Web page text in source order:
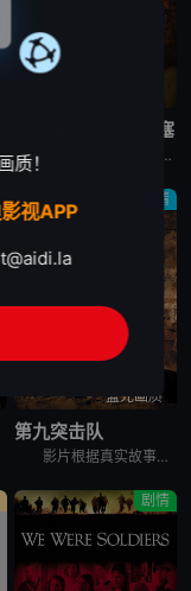
兵临城下之决战要塞
故事发生在1941年的6月，布格河畔回荡着欢声笑语，就在一片歌舞升平之际，几架飞机飞过投下了炸弹，将一切摧毁殆尽，霎时间，河畔边成为了鲜血和火焰的海洋。德国人的入侵让位于华沙和莫斯科之间的布列斯特
剧情
蓝光画质
第九突击队
影片根据真实故事改编，以苏联入侵阿富汗事件为背景。1987年到1989年期间，阿富汗战场异常惨烈。由于穆斯林的强烈抵抗，苏联在阿富汗损兵折将，死伤无数。 &nbsp; &nbsp; &nbsp;
剧情
质！
视APP